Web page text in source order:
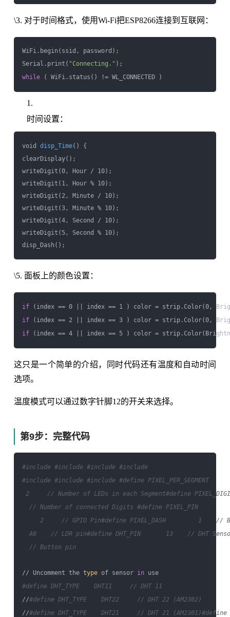
\3. 对于时间格式，使用Wi-Fi把ESP8266连接到互联网：
WiFi.begin(ssid, password);
Serial.print( "Connecting."
while
时间设置：
void disp_Time() {
clearDisplay();
writeDigit(0, Hour / 10);
writeDigit(1, Hour % 10);
writeDigit(2, Minute / 10);
writeDigit(3, Minute % 10);
writeDigit(4, Second / 10);
writeDigit(5, Second % 10);
\5. 面板上的颜色设置：
if
if
if
这只是一个简单的介绍，同时代码还有温度和自动时间
选项。
温度模式可以通过数字针脚12的开关来选择。
第9步：完整代码
#include #include #include
#include #include #include #define PIXEL_PER_SEGMENT
2     // Number of LEDs in each Segment#define
// Number of connected Digits #define PIXEL_PIN
2     // GPIO Pin#define PIXEL_DASH         1    //
A0    // LDR pin#define DHT_PIN       13    // DHT
// Button pin
// Uncomment the type of sensor in
use
#define DHT_TYPE    DHT11     // DHT 11
//#define DHT_TYPE    DHT22     // DHT 22 (AM2302)
//#define DHT_TYPE    DHT21     // DHT 21 (AM2301)